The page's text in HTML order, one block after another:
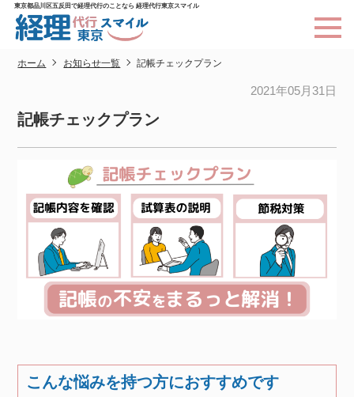
東京都品川区五反田で経理代行のことなら 経理代行東京スマイル
ホーム お知らせ一覧 記帳チェックプラン
2021年05月31日
記帳チェックプラン
こんな悩みを持つ方におすすめです